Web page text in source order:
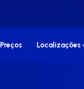
Preços Localizações